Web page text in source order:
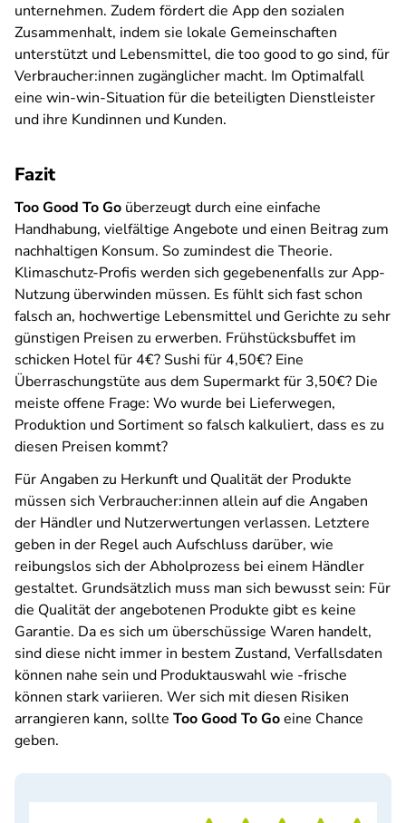
unternehmen. Zudem fördert die App den sozialen
Zusammenhalt, indem sie lokale Gemeinschaften
unterstützt und Lebensmittel, die too good to go sind, für
Verbraucher:innen zugänglicher macht. Im Optimalfall
eine win-win-Situation für die beteiligten Dienstleister
und ihre Kundinnen und Kunden.
Fazit
Too Good To Go überzeugt durch eine einfache
Handhabung, vielfältige Angebote und einen Beitrag zum
nachhaltigen Konsum. So zumindest die Theorie.
Klimaschutz-Profis werden sich gegebenenfalls zur App-
Nutzung überwinden müssen. Es fühlt sich fast schon
falsch an, hochwertige Lebensmittel und Gerichte zu sehr
günstigen Preisen zu erwerben. Frühstücksbuffet im
schicken Hotel für 4€? Sushi für 4,50€? Eine
Überraschungstüte aus dem Supermarkt für 3,50€? Die
meiste offene Frage: Wo wurde bei Lieferwegen,
Produktion und Sortiment so falsch kalkuliert, dass es zu
diesen Preisen kommt?
Für Angaben zu Herkunft und Qualität der Produkte
müssen sich Verbraucher:innen allein auf die Angaben
der Händler und Nutzerwertungen verlassen. Letztere
geben in der Regel auch Aufschluss darüber, wie
reibungslos sich der Abholprozess bei einem Händler
gestaltet. Grundsätzlich muss man sich bewusst sein: Für
die Qualität der angebotenen Produkte gibt es keine
Garantie. Da es sich um überschüssige Waren handelt,
sind diese nicht immer in bestem Zustand, Verfallsdaten
können nahe sein und Produktauswahl wie -frische
können stark variieren. Wer sich mit diesen Risiken
arrangieren kann, sollte Too Good To Goeine Chance
geben.